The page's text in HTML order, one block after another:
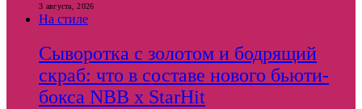
3 августа, 2026
На стиле
Сыворотка с золотом и бодрящий
скраб: что в составе нового бьюти-
бокса NBB x StarHit